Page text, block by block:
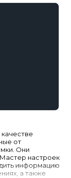
от
Они
настроек
информацию
а также